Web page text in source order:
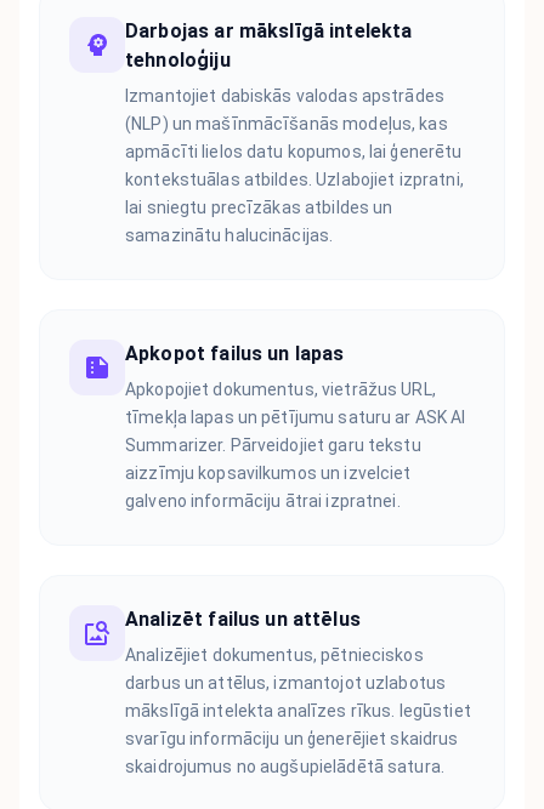
Darbojas ar mākslīgā intelekta
tehnoloģiju
Izmantojiet dabiskās valodas apstrādes
(NLP) un mašīnmācīšanās modeļus, kas
apmācīti lielos datu kopumos, lai ģenerētu
kontekstuālas atbildes. Uzlabojiet izpratni,
lai sniegtu precīzākas atbildes un
samazinātu halucinācijas.
Apkopot failus un lapas
Apkopojiet dokumentus, vietrāžus URL,
tīmekļa lapas un pētījumu saturu ar ASK AI
Summarizer. Pārveidojiet garu tekstu
aizzīmju kopsavilkumos un izvelciet
galveno informāciju ātrai izpratnei.
Analizēt failus un attēlus
Analizējiet dokumentus, pētnieciskos
darbus un attēlus, izmantojot uzlabotus
mākslīgā intelekta analīzes rīkus. Iegūstiet
svarīgu informāciju un ģenerējiet skaidrus
skaidrojumus no augšupielādētā satura.